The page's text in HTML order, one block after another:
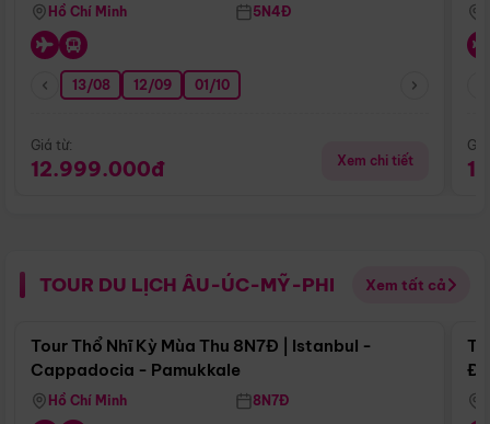
Hồ Chí Minh 5N4Đ
13/08 12/09 01/10
Giá từ:
12.999.000đ Xem chi tiết
TOUR DU LỊCH ÂU-ÚC-MỸ-PHI Xem tất cả
Điểm nổi bật
Tour Thổ Nhĩ Kỳ Mùa Thu 8N7Đ | Istanbul -
Cappadocia - Pamukkale
Hồ Chí Minh 8N7Đ